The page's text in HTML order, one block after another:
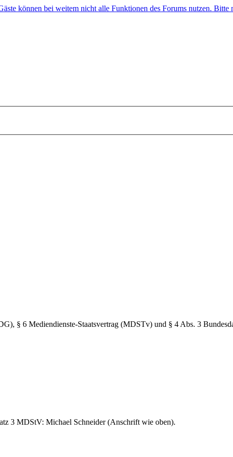
können bei weitem nicht alle Funktionen des Forums nutzen.
§ 6 Mediendienste-Staatsvertrag (MDSTv) und § 4 Abs. 3
3 MDStV: Michael Schneider (Anschrift wie oben).